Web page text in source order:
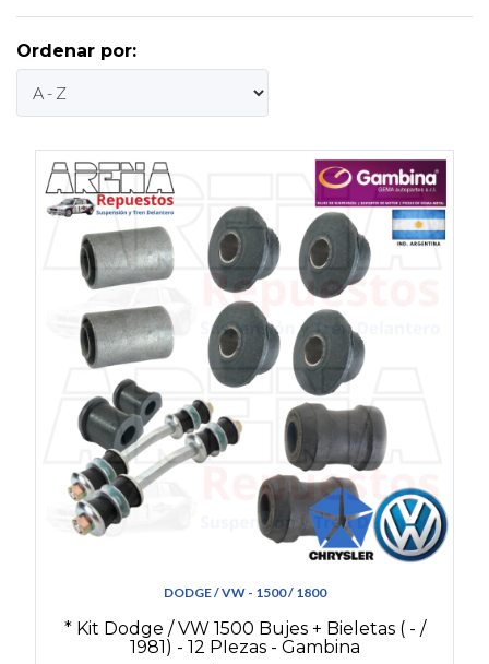
Ordenar por:
DODGE / VW - 1500 / 1800
* Kit Dodge / VW 1500 Bujes + Bieletas ( - /
1981) - 12 PIezas - Gambina